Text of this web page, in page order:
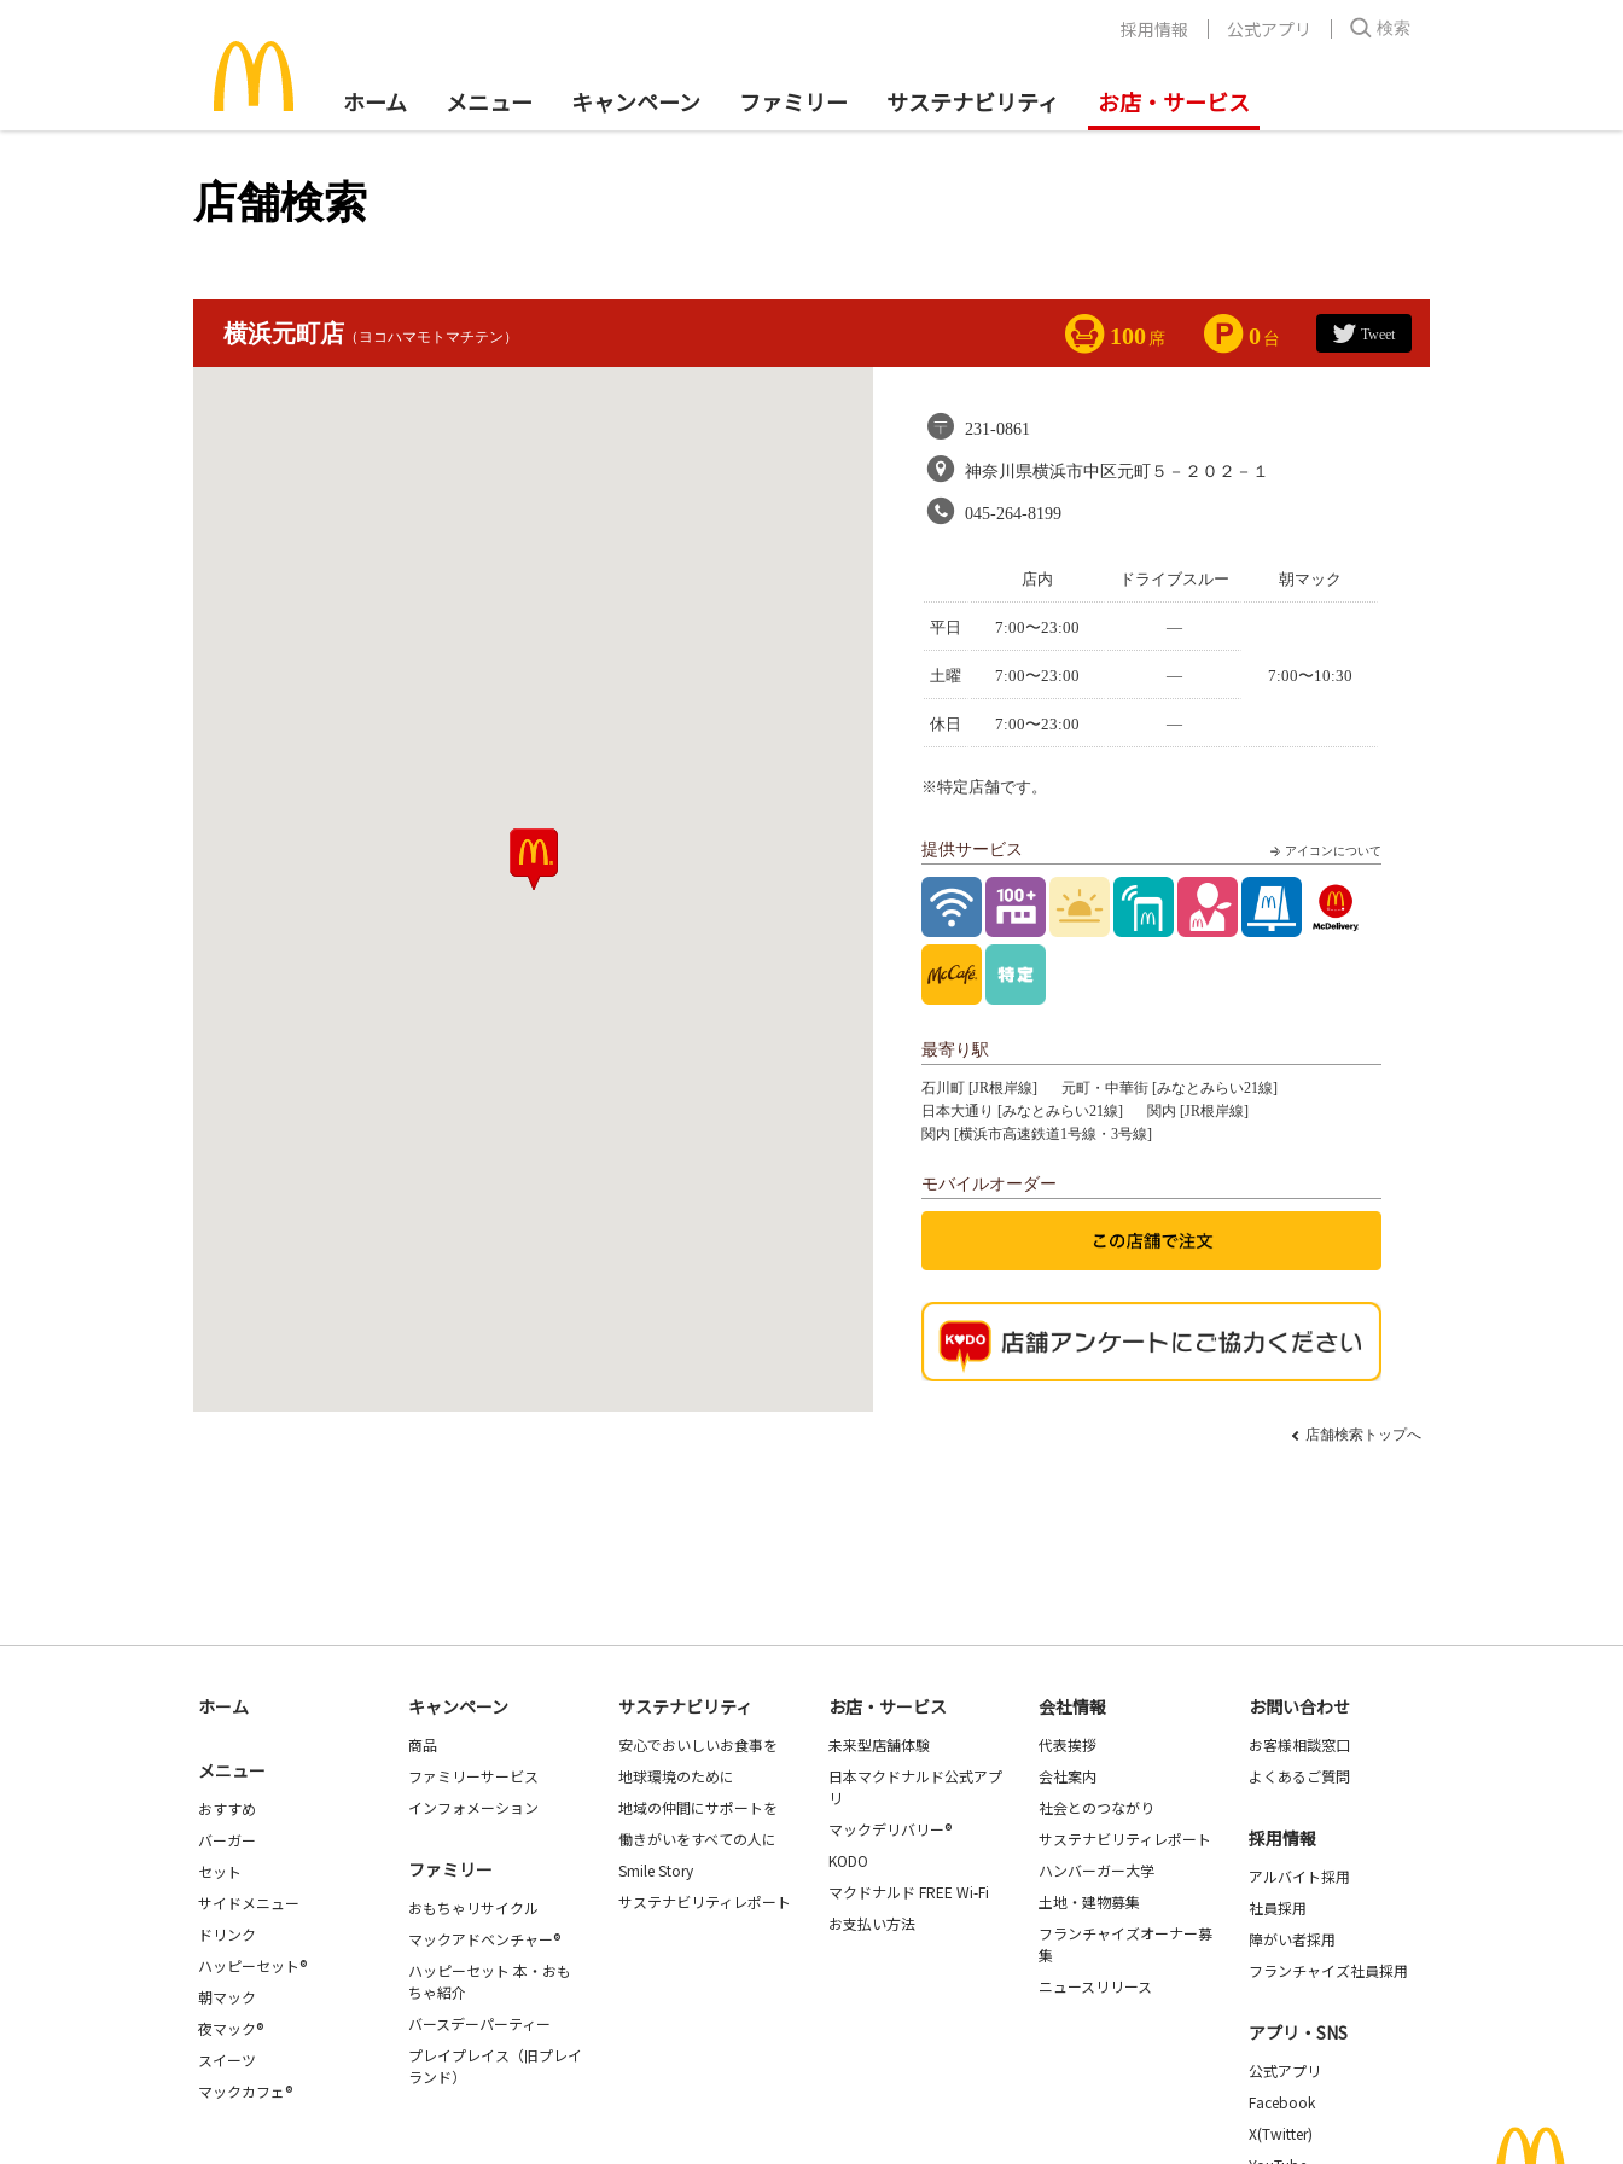
ホーム メニュー キャンペーン ファミリー サステナビリティ お店・サービス
採用情報 公式アプリ 検索
店舗検索
横浜元町店 （ヨコハマモトマチテン） 100 席 0 台 Tweet
231-0861
神奈川県横浜市中区元町５－２０２－１
045-264-8199
店内 ドライブスルー 朝マック
平日 7:00〜23:00 —
7:00〜10:30
土曜 7:00〜23:00 —
休日 7:00〜23:00 —
※特定店舗です。
アイコンについて
提供サービス
最寄り駅
石川町 [JR根岸線]
元町・中華街 [みなとみらい21線]
日本大通り [みなとみらい21線]
関内 [JR根岸線]
関内 [横浜市高速鉄道1号線・3号線]
モバイルオーダー
店舗検索トップへ
ホーム
メニュー
おすすめ
バーガー
セット
サイドメニュー
ドリンク
ハッピーセット®
朝マック
夜マック®
スイーツ
マックカフェ®
キャンペーン
商品
ファミリーサービス
インフォメーション
ファミリー
おもちゃリサイクル
マックアドベンチャー®
ハッピーセット 本・おも
ちゃ紹介
バースデーパーティー
プレイプレイス（旧プレイ
ランド）
サステナビリティ
安心でおいしいお食事を
地球環境のために
地域の仲間にサポートを
働きがいをすべての人に
Smile Story
サステナビリティレポート
お店・サービス
未来型店舗体験
日本マクドナルド公式アプ
リ
マックデリバリー®
KODO
マクドナルド FREE Wi-Fi
お支払い方法
会社情報
代表挨拶
会社案内
社会とのつながり
サステナビリティレポート
ハンバーガー大学
土地・建物募集
フランチャイズオーナー募
集
ニュースリリース
お問い合わせ
お客様相談窓口
よくあるご質問
採用情報
アルバイト採用
社員採用
障がい者採用
フランチャイズ社員採用
アプリ・SNS
公式アプリ
Facebook
X(Twitter)